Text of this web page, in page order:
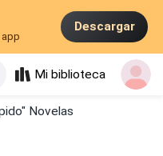
Descargar
Mi biblioteca
Novelas